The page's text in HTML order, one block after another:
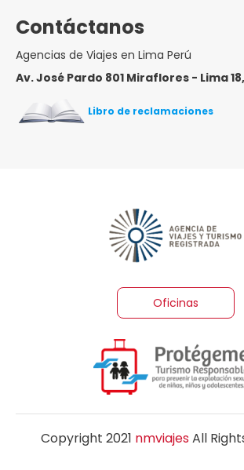
Contáctanos
Agencias de Viajes en Lima Perú
Av. José Pardo 801 Miraflores - Lima
Libro de reclamaciones
Oficinas
Copyright 2021 nmviajesAll